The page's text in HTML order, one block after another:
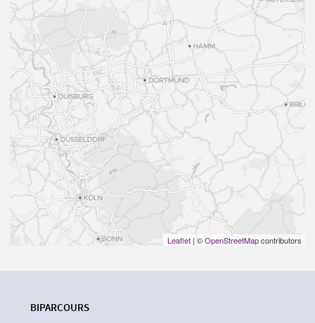
Leaflet | ©OpenStreetMapcontributors
BIPARCOURS